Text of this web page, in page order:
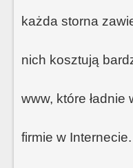
każda storna
nich kosztują
www, które
firmie w